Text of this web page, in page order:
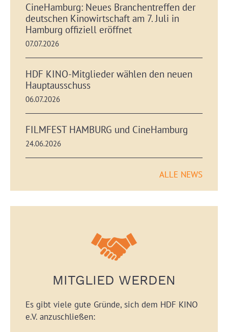
CineHamburg: Neues Branchentreffen der
deutschen Kinowirtschaft am 7. Juli in
Hamburg offiziell eröffnet
07.07.2026
HDF KINO-Mitglieder wählen den neuen
Hauptausschuss
06.07.2026
FILMFEST HAMBURG und CineHamburg
24.06.2026
ALLE NEWS
MITGLIED WERDEN
Es gibt viele gute Gründe, sich dem HDF KINO
e.V. anzuschließen: